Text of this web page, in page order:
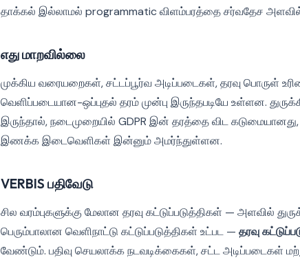
தாக்கல் இல்லாமல் programmatic விளம்பரத்தை சர்வதேச
எது மாறவில்லை
முக்கிய வரையறைகள், சட்டப்பூர்வ அடிப்படைகள், தரவு பொருள்
வெளிப்படையான-ஒப்புதல் தரம் முன்பு இருந்தபடியே உள்ளன.
இருந்தால், நடைமுறையில் GDPR இன் தரத்தை விட
இணக்க இடைவெளிகள் இன்னும் அமர்ந்துள்ளன.
VERBIS பதிவேடு
சில வரம்புகளுக்கு மேலான தரவு கட்டுப்படுத்திகள் — அளவில்
பெரும்பாலான வெளிநாட்டு கட்டுப்படுத்திகள் உட்பட — தரவு
வேண்டும். பதிவு செயலாக்க நடவடிக்கைகள், சட்ட அடிப்படைகள்